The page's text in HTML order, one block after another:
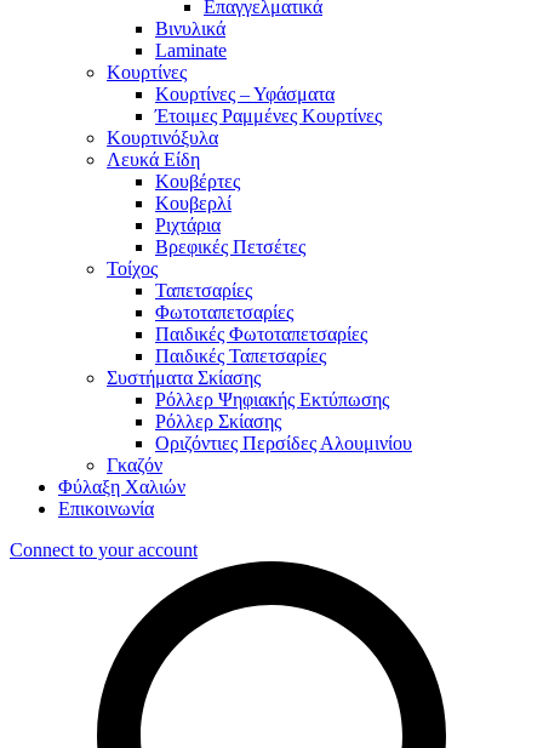
Επαγγελματικά
Βινυλικά
Laminate
Κουρτίνες
Κουρτίνες – Υφάσματα
Έτοιμες Ραμμένες Κουρτίνες
Κουρτινόξυλα
Λευκά Είδη
Κουβέρτες
Κουβερλί
Ριχτάρια
Βρεφικές Πετσέτες
Τοίχος
Ταπετσαρίες
Φωτοταπετσαρίες
Παιδικές Φωτοταπετσαρίες
Παιδικές Ταπετσαρίες
Συστήματα Σκίασης
Ρόλλερ Ψηφιακής Εκτύπωσης
Ρόλλερ Σκίασης
Οριζόντιες Περσίδες Αλουμινίου
Γκαζόν
Φύλαξη Χαλιών
Επικοινωνία
Connect to your account